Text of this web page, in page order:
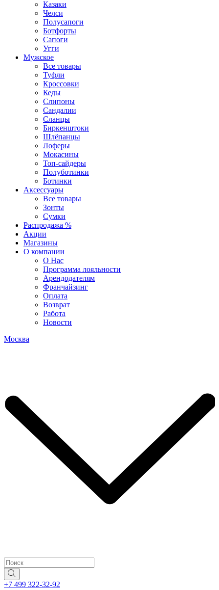
Казаки
Челси
Полусапоги
Ботфорты
Сапоги
Угги
Мужское
Все товары
Туфли
Кроссовки
Кеды
Слипоны
Сандалии
Сланцы
Биркенштоки
Шлёпанцы
Лоферы
Мокасины
Топ-сайдеры
Полуботинки
Ботинки
Аксессуары
Все товары
Зонты
Сумки
Распродажа %
Акции
Магазины
О компании
О Нас
Программа лояльности
Арендодателям
Франчайзинг
Оплата
Возврат
Работа
Новости
Москва
+7 499 322-32-92